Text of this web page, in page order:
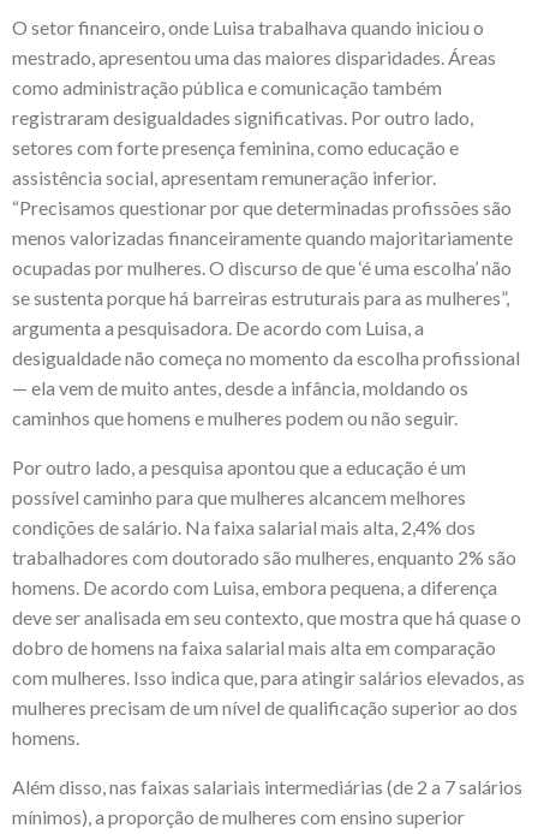
O setor financeiro, onde Luisa trabalhava quando iniciou o
mestrado, apresentou uma das maiores disparidades. Áreas
como administração pública e comunicação também
registraram desigualdades significativas. Por outro lado,
setores com forte presença feminina, como educação e
assistência social, apresentam remuneração inferior.
“Precisamos questionar por que determinadas profissões são
menos valorizadas financeiramente quando majoritariamente
ocupadas por mulheres. O discurso de que ‘é uma escolha’ não
se sustenta porque há barreiras estruturais para as mulheres”,
argumenta a pesquisadora. De acordo com Luisa, a
desigualdade não começa no momento da escolha profissional
— ela vem de muito antes, desde a infância, moldando os
caminhos que homens e mulheres podem ou não seguir.
Por outro lado, a pesquisa apontou que a educação é um
possível caminho para que mulheres alcancem melhores
condições de salário. Na faixa salarial mais alta, 2,4% dos
trabalhadores com doutorado são mulheres, enquanto 2% são
homens. De acordo com Luisa, embora pequena, a diferença
deve ser analisada em seu contexto, que mostra que há quase o
dobro de homens na faixa salarial mais alta em comparação
com mulheres. Isso indica que, para atingir salários elevados, as
mulheres precisam de um nível de qualificação superior ao dos
homens.
Além disso, nas faixas salariais intermediárias (de 2 a 7 salários
mínimos), a proporção de mulheres com ensino superior